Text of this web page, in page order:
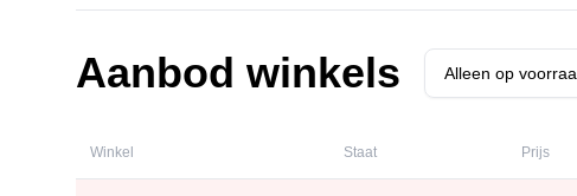
Aanbod winkels Alleen op
Winkel Staat Prijs